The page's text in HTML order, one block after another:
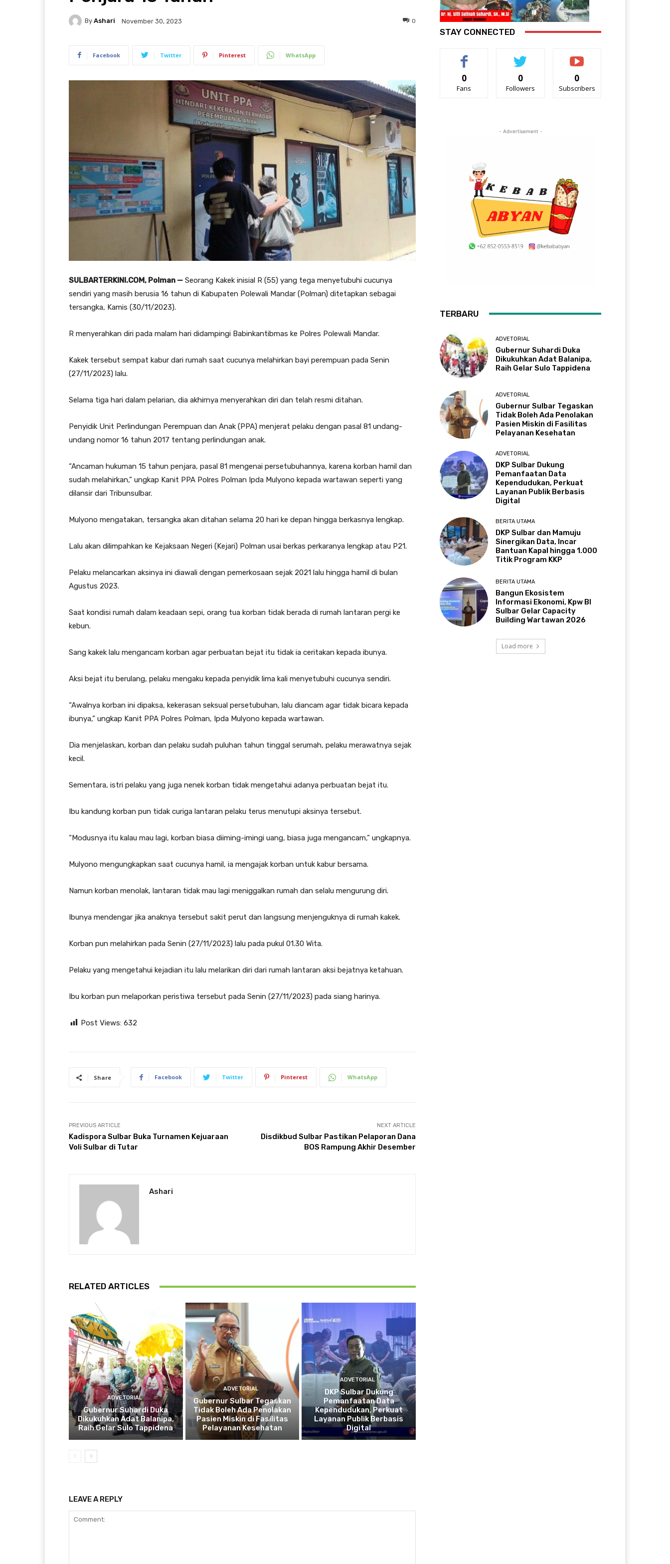
By Ashari November 30, 2023 0
Facebook Twitter Pinterest WhatsApp
SULBARTERKINI.COM, Polman — Seorang Kakek inisial R (55) yang tega menyetubuhi cucunya
sendiri yang masih berusia 16 tahun di Kabupaten Polewali Mandar (Polman) ditetapkan sebagai
tersangka, Kamis (30/11/2023).
R menyerahkan diri pada malam hari didampingi Babinkantibmas ke Polres Polewali Mandar.
Kakek tersebut sempat kabur dari rumah saat cucunya melahirkan bayi perempuan pada Senin
(27/11/2023) lalu.
Selama tiga hari dalam pelarian, dia akhirnya menyerahkan diri dan telah resmi ditahan.
Penyidik Unit Perlindungan Perempuan dan Anak (PPA) menjerat pelaku dengan pasal 81 undang-
undang nomor 16 tahun 2017 tentang perlindungan anak.
“Ancaman hukuman 15 tahun penjara, pasal 81 mengenai persetubuhannya, karena korban hamil dan
sudah melahirkan,” ungkap Kanit PPA Polres Polman Ipda Mulyono kepada wartawan seperti yang
dilansir dari Tribunsulbar.
Mulyono mengatakan, tersangka akan ditahan selama 20 hari ke depan hingga berkasnya lengkap.
Lalu akan dilimpahkan ke Kejaksaan Negeri (Kejari) Polman usai berkas perkaranya lengkap atau P21.
Pelaku melancarkan aksinya ini diawali dengan pemerkosaan sejak 2021 lalu hingga hamil di bulan
Agustus 2023.
Saat kondisi rumah dalam keadaan sepi, orang tua korban tidak berada di rumah lantaran pergi ke
kebun.
Sang kakek lalu mengancam korban agar perbuatan bejat itu tidak ia ceritakan kepada ibunya.
Aksi bejat itu berulang, pelaku mengaku kepada penyidik lima kali menyetubuhi cucunya sendiri.
“Awalnya korban ini dipaksa, kekerasan seksual persetubuhan, lalu diancam agar tidak bicara kepada
ibunya,” ungkap Kanit PPA Polres Polman, Ipda Mulyono kepada wartawan.
Dia menjelaskan, korban dan pelaku sudah puluhan tahun tinggal serumah, pelaku merawatnya sejak
kecil.
Sementara, istri pelaku yang juga nenek korban tidak mengetahui adanya perbuatan bejat itu.
Ibu kandung korban pun tidak curiga lantaran pelaku terus menutupi aksinya tersebut.
“Modusnya itu kalau mau lagi, korban biasa diiming-imingi uang, biasa juga mengancam,” ungkapnya.
Mulyono mengungkapkan saat cucunya hamil, ia mengajak korban untuk kabur bersama.
Namun korban menolak, lantaran tidak mau lagi meniggalkan rumah dan selalu mengurung diri.
Ibunya mendengar jika anaknya tersebut sakit perut dan langsung menjenguknya di rumah kakek.
Korban pun melahirkan pada Senin (27/11/2023) lalu pada pukul 01.30 Wita.
Pelaku yang mengetahui kejadian itu lalu melarikan diri dari rumah lantaran aksi bejatnya ketahuan.
Ibu korban pun melaporkan peristiwa tersebut pada Senin (27/11/2023) pada siang harinya.
Post Views: 632
Share Facebook Twitter Pinterest WhatsApp
PREVIOUS ARTICLE
Kadispora Sulbar Buka Turnamen Kejuaraan
Voli Sulbar di Tutar
NEXT ARTICLE
Disdikbud Sulbar Pastikan Pelaporan Dana
BOS Rampung Akhir Desember
Ashari
RELATED ARTICLES
ADVETORIAL
Gubernur Suhardi Duka
Dikukuhkan Adat Balanipa,
Raih Gelar Sulo Tappidena
ADVETORIAL
Gubernur Sulbar Tegaskan
Tidak Boleh Ada Penolakan
Pasien Miskin di Fasilitas
Pelayanan Kesehatan
ADVETORIAL
DKP Sulbar Dukung
Pemanfaatan Data
Kependudukan, Perkuat
Layanan Publik Berbasis
Digital
LEAVE A REPLY
STAY CONNECTED
0
Fans
0
Followers
0
Subscribers
- Advertisement -
TERBARU
ADVETORIAL
Gubernur Suhardi Duka
Dikukuhkan Adat Balanipa,
Raih Gelar Sulo Tappidena
ADVETORIAL
Gubernur Sulbar Tegaskan
Tidak Boleh Ada Penolakan
Pasien Miskin di Fasilitas
Pelayanan Kesehatan
ADVETORIAL
DKP Sulbar Dukung
Pemanfaatan Data
Kependudukan, Perkuat
Layanan Publik Berbasis
Digital
BERITA UTAMA
DKP Sulbar dan Mamuju
Sinergikan Data, Incar
Bantuan Kapal hingga 1.000
Titik Program KKP
BERITA UTAMA
Bangun Ekosistem
Informasi Ekonomi, Kpw BI
Sulbar Gelar Capacity
Building Wartawan 2026
Load more